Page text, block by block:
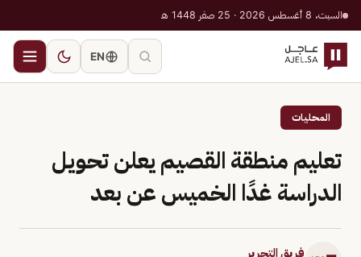
السبت، 8 أغسطس 2026 · 25 صفر 1448 هـ
EN
المحليات
تعليم منطقة القصيم يعلن تحويل
الدراسة غدًا الخميس عن بعد
فريق التحرير